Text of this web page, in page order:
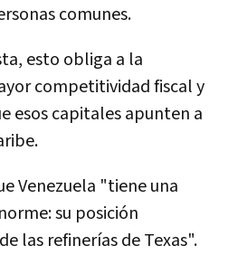
comunes.
esto obliga a la
competitividad fiscal y
esos capitales apunten a
Venezuela "tiene una
su posición
las refinerías de Texas".